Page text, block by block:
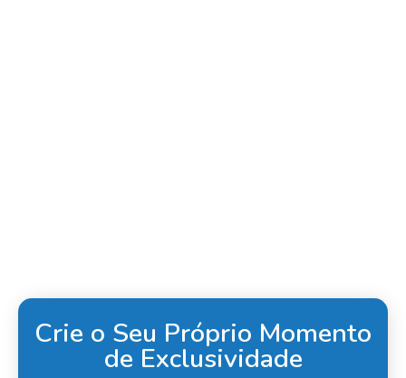
Crie o Seu Próprio Momento
de Exclusividade